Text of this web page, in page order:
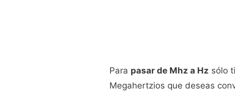
Para pasar de Mhz a Hz sólo
Megahertzios que deseas